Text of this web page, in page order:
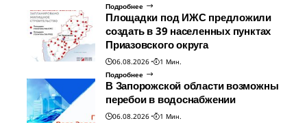
Подробнее
Площадки под ИЖС предложили
создать в 39 населенных пунктах
Приазовского округа
06.08.2026
1 Мин.
Подробнее
В Запорожской области возможны
перебои в водоснабжении
06.08.2026
1 Мин.